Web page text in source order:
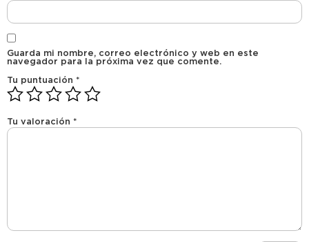
Guarda mi nombre, correo electrónico y web en este
navegador para la próxima vez que comente.
Tu puntuación *
Tu valoración *